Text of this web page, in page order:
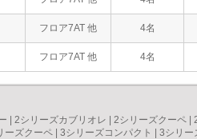
フロア7AT 他 4名
フロア7AT 他 4名
2シリーズカブリオレ 2シリーズクーペ
ーズクーペ 3シリーズコンパクト 3シリー